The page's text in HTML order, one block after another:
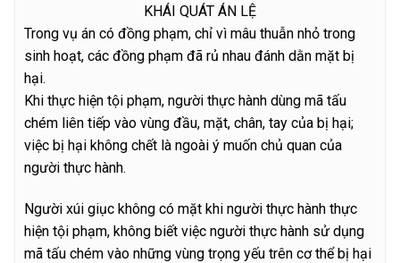
KHÁI QUÁT ÁN LỆ
Trong vụ án có đồng phạm, chỉ vì mâu thuẫn nhỏ trong
sinh hoạt, các đồng phạm đã rủ nhau đánh dằn mặt bị
hại.
Khi thực hiện tội phạm, người thực hành dùng mã tấu
chém liên tiếp vào vùng đầu, mặt, chân, tay của bị hại;
việc bị hại không chết là ngoài ý muốn chủ quan của
người thực hành.
Người xúi giục không có mặt khi người thực hành thực
hiện tội phạm, không biết việc người thực hành sử dụng
mã tấu chém vào những vùng trọng yếu trên cơ thể bị hại